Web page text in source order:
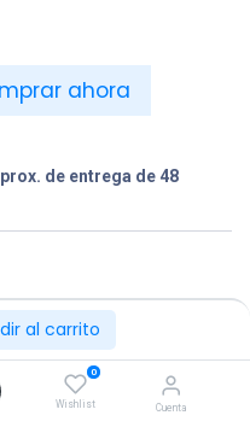
al carrito
0
Wishlist Cuenta
ahora
de entrega de 48
Entrega
gratuita en